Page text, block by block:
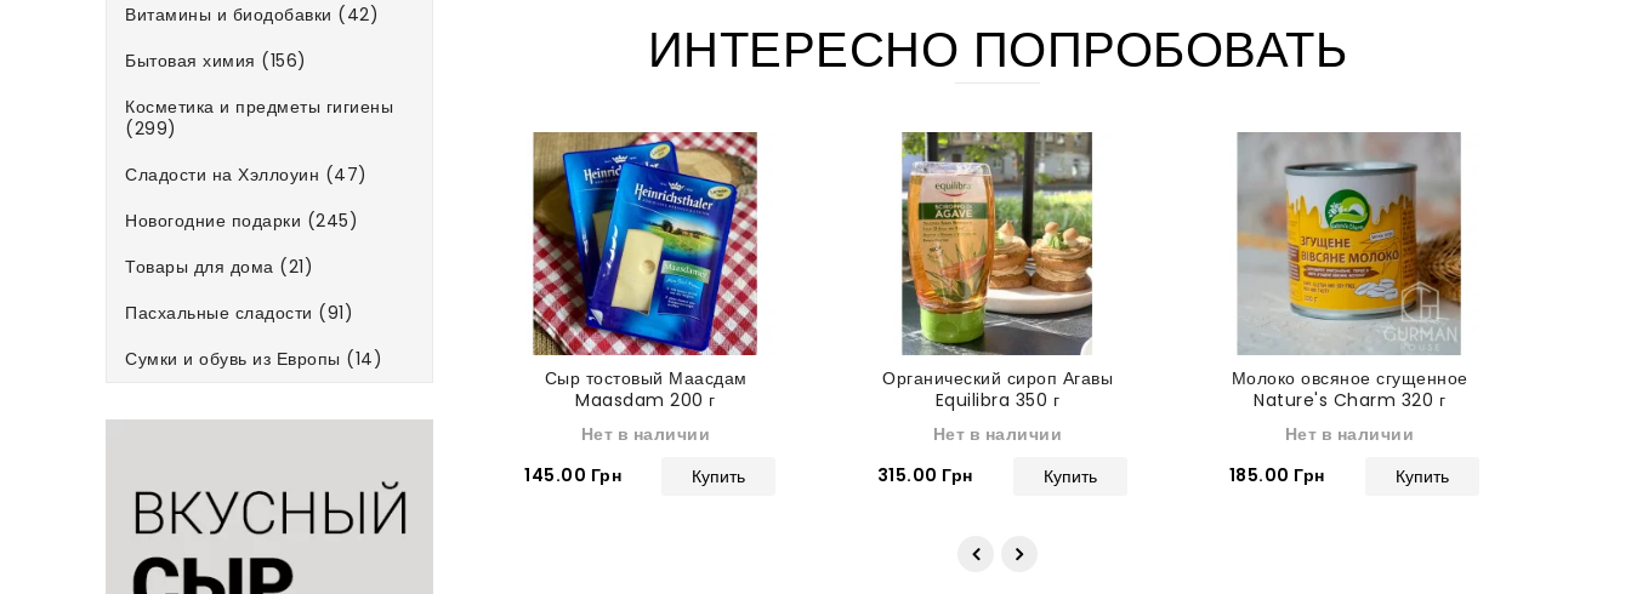
Витамины и биодобавки (42)
Бытовая химия (156)
Косметика и предметы гигиены
(299)
Сладости на Хэллоуин (47)
Новогодние подарки (245)
Товары для дома (21)
Пасхальные сладости (91)
Сумки и обувь из Европы (14)
ИНТЕРЕСНО ПОПРОБОВАТЬ
Сыр тостовый Маасдам
Maasdam 200 г
Нет в наличии
145.00 Грн
Купить
Органический сироп Агавы
Equilibra 350 г
Нет в наличии
315.00 Грн
Купить
Молоко овсяное сгущенное
Nature's Charm 320 г
Нет в наличии
185.00 Грн
Купить